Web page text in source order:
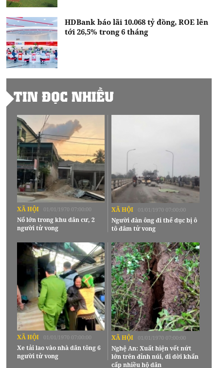
HDBank báo lãi 10.068 tỷ đồng, ROE lên
tới 26,5% trong 6 tháng
TIN ĐỌC NHIỀU
XÃ HỘI 01/01/1970 07:00:00
Nổ lớn trong khu dân cư, 2
người tử vong
XÃ HỘI 01/01/1970 07:00:00
Người đàn ông đi thể dục bị ô
tô đâm tử vong
XÃ HỘI 01/01/1970 07:00:00
Xe tải lao vào nhà dân tông 6
người tử vong
XÃ HỘI 01/01/1970 07:00:00
Nghệ An: Xuất hiện vết nứt
lớn trên đỉnh núi, di dời khẩn
cấp nhiều hộ dân